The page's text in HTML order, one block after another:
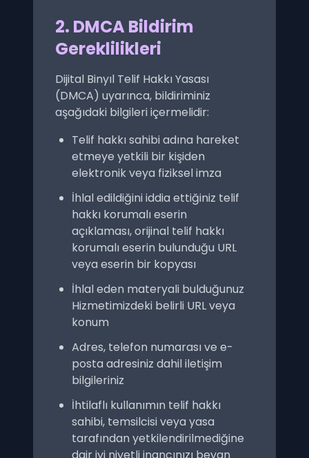
2. DMCA Bildirim
Gereklilikleri
Dijital Binyıl Telif Hakkı Yasası
(DMCA) uyarınca, bildiriminiz
aşağıdaki bilgileri içermelidir:
Telif hakkı sahibi adına hareket
etmeye yetkili bir kişiden
elektronik veya fiziksel imza
İhlal edildiğini iddia ettiğiniz telif
hakkı korumalı eserin
açıklaması, orijinal telif hakkı
korumalı eserin bulunduğu URL
veya eserin bir kopyası
İhlal eden materyali bulduğunuz
Hizmetimizdeki belirli URL veya
konum
Adres, telefon numarası ve e-
posta adresiniz dahil iletişim
bilgileriniz
İhtilaflı kullanımın telif hakkı
sahibi, temsilcisi veya yasa
tarafından yetkilendirilmediğine